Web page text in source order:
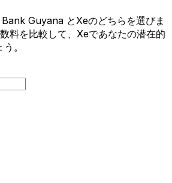
Guyana とXeのどちらを選びま
料を比較して、Xeであなたの潜在的
。